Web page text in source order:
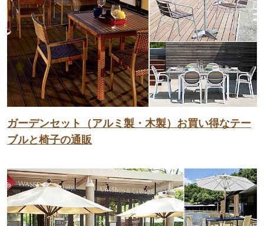
ガーデンセット（アルミ製・木製）お買い得なテー
ブルと椅子の通販